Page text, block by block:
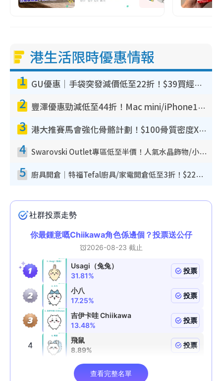
港生活限時優惠情報
1 GU優惠｜手袋突發減價低至22折！$39買經典波士頓包/餃子袋！飾物同步減價$29起！
2 豐澤優惠勁減低至44折！Mac mini/iPhone17Pro大減價！廚房家電$220起
3 港大推賽馬會強化骨骼計劃！$100骨質密度X光檢查 完成免費運動訓練送超市禮券！附參加資格
4 Swarovski Outlet專區低至半價！人氣水晶飾物/小擺設$138起！迪士尼款/水晶高跟鞋都有平
5 廚具開倉｜特福Tefal廚具/家電開倉低至3折！$220起買平底鍋/炒鑊/湯煲！電飯煲/吸塵機/燙斗$418起